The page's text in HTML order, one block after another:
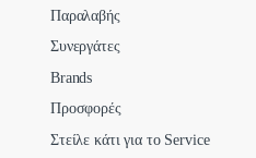
Παραλαβής
Συνεργάτες
Brands
Προσφορές
Στείλε κάτι για το Service